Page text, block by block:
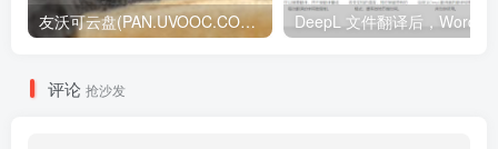
友沃可云盘(PAN.UVOOC.COM)如何使用及更新日志
评论 抢沙发